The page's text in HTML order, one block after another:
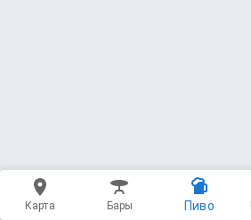
Карта Бары Пиво